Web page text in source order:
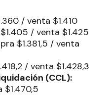
/ venta $1.410
/ venta $1.425
$1.381,5 / venta
/ venta $1.428,3
(CCL):
$1.470,5